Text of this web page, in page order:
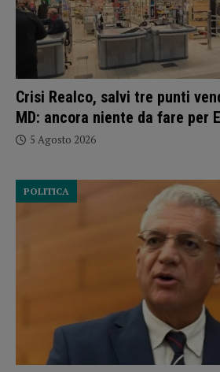
Crisi Realco, salvi tre punti
MD: ancora niente da fare per
5 Agosto 2026
POLITICA